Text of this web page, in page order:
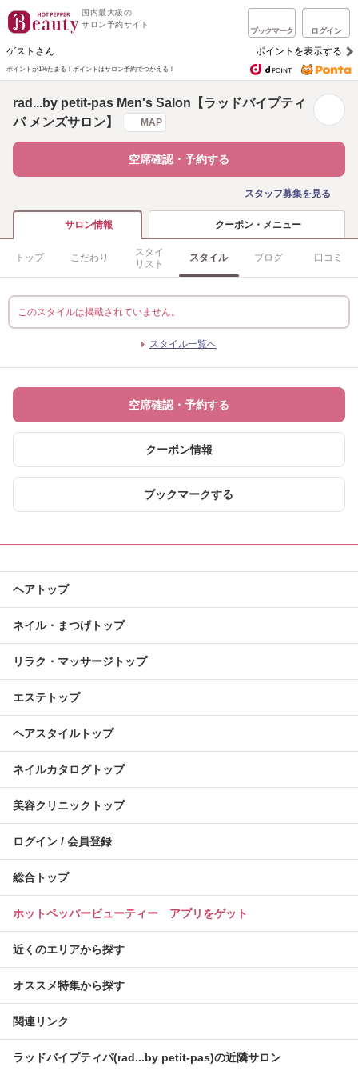
国内最大級の
サロン予約サイト
ブックマーク ログイン
ゲストさん ポイントを表示する
ポイントが1%たまる！ ポイントはサロン予約でつかえる！
rad...by petit-pas Men's Salon【ラッドバイプティ
パ メンズサロン】
MAP
空席確認・予約する
スタッフ募集を見る
サロン情報 クーポン・メニュー
トップ こだわり
スタイ
リスト
スタイル ブログ 口コミ
このスタイルは掲載されていません。
スタイル一覧へ
空席確認・予約する
クーポン情報
ブックマークする
ヘアトップ
ネイル・まつげトップ
リラク・マッサージトップ
エステトップ
ヘアスタイルトップ
ネイルカタログトップ
美容クリニックトップ
ログイン / 会員登録
総合トップ
ホットペッパービューティー アプリをゲット
近くのエリアから探す
オススメ特集から探す
関連リンク
ラッドバイプティパ(rad...by petit-pas)の近隣サロン